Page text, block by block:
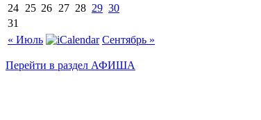
24 25 26 27 28 29 30
31
« Июль
Сентябрь »
Перейти в раздел АФИША